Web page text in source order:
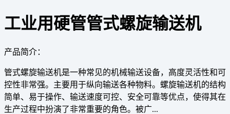
工业用硬管管式螺旋输送机
产品简介：
​管式螺旋输送机是一种常见的机械输送设备，高度灵活性和可
控性非常强。主要用于纵向输送各种物料。螺旋输送机的结构
简单、易于操作、输送速度可控、安全可靠等优点，使得其在
生产过程中扮演了非常重要的角色。被广...